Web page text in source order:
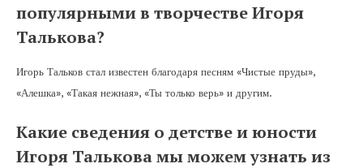
популярными в творчестве Игоря
Талькова?
Игорь Тальков стал известен благодаря песням «Чистые пруды»,
«Алешка», «Такая нежная», «Ты только верь» и другим.
Какие сведения о детстве и юности
Игоря Талькова мы можем узнать из